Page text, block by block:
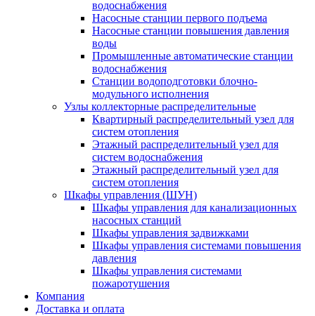
водоснабжения
Насосные станции первого подъема
Насосные станции повышения давления
воды
Промышленные автоматические станции
водоснабжения
Станции водоподготовки блочно-
модульного исполнения
Узлы коллекторные распределительные
Квартирный распределительный узел для
систем отопления
Этажный распределительный узел для
систем водоснабжения
Этажный распределительный узел для
систем отопления
Шкафы управления (ШУН)
Шкафы управления для канализационных
насосных станций
Шкафы управления задвижками
Шкафы управления системами повышения
давления
Шкафы управления системами
пожаротушения
Компания
Доставка и оплата